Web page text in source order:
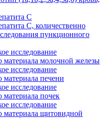
C
C, количественно
пункционного
исследование
материала молочной железы
исследование
печени
исследование
почек
исследование
материала щитовидной